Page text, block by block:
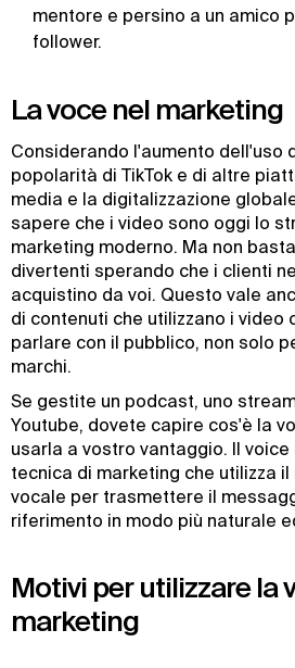
mentore e persino a un amico
follower.
La voce nel marketing
Considerando l'aumento dell'uso
popolarità di TikTok e di altre
media e la digitalizzazione
sapere che i video sono oggi lo
marketing moderno. Ma non
divertenti sperando che i clienti
acquistino da voi. Questo vale
di contenuti che utilizzano i video
parlare con il pubblico, non solo
marchi.
Se gestite un podcast, uno
Youtube, dovete capire cos'è la
usarla a vostro vantaggio. Il voice
tecnica di marketing che utilizza
vocale per trasmettere il
riferimento in modo più naturale
Motivi per utilizzare la
marketing